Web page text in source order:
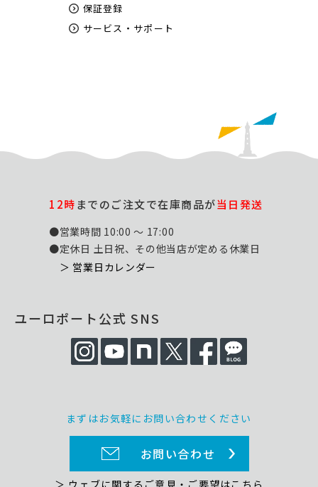
保証登録
サービス・サポート
12時までのご注文で在庫商品が当日発送
●営業時間 10:00 ～ 17:00
●定休日 土日祝、その他当店が定める休業日
＞ 営業日カレンダー
ユーロポート公式 SNS
まずはお気軽にお問い合わせください
お問い合わせ
＞ ウェブに関するご意見・ご要望はこちら